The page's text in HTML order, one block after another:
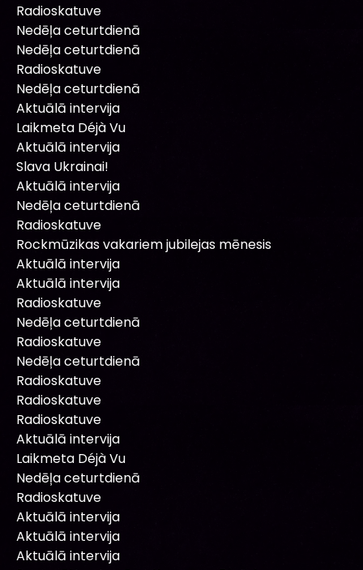
Radioskatuve
Nedēļa ceturtdienā
Nedēļa ceturtdienā
Radioskatuve
Nedēļa ceturtdienā
Aktuālā intervija
Laikmeta Déjà Vu
Aktuālā intervija
Slava Ukrainai!
Aktuālā intervija
Nedēļa ceturtdienā
Radioskatuve
Rockmūzikas vakariem jubilejas mēnesis
Aktuālā intervija
Aktuālā intervija
Radioskatuve
Nedēļa ceturtdienā
Radioskatuve
Nedēļa ceturtdienā
Radioskatuve
Radioskatuve
Radioskatuve
Aktuālā intervija
Laikmeta Déjà Vu
Nedēļa ceturtdienā
Radioskatuve
Aktuālā intervija
Aktuālā intervija
Aktuālā intervija